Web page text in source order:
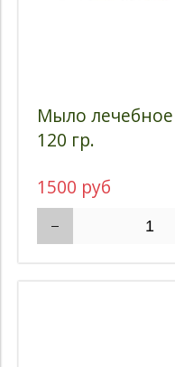
Мыло
120 гр.
1500 руб